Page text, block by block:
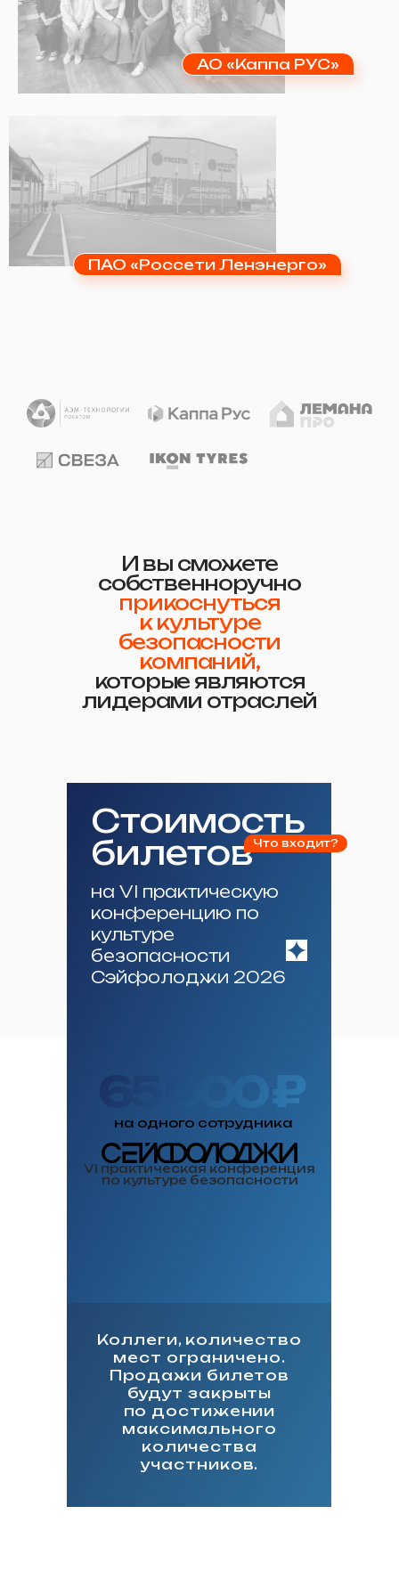
АО «Каппа РУС»
ПАО «Россети Ленэнерго»
И вы сможете
собственноручно
прикоснуться
к культуре
безопасности
компаний,
которые являются
лидерами отраслей
Стоимость
билетов
на VI практическую
конференцию по
культуре
безопасности
Сэйфолоджи 2026
Коллеги, количество
мест ограничено.
Продажи билетов
будут закрыты
по достижении
максимального
количества
участников.
65 000 ₽
VI практическая конференция
по культуре безопасности
на одного сотрудника
Что входит?